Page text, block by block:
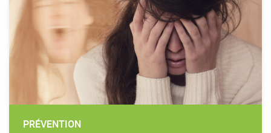
PRÉVENTION